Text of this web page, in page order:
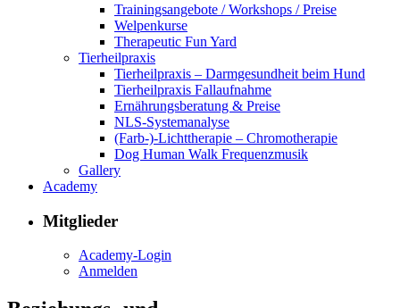
Trainingsangebote / Workshops / Preise
Welpenkurse
Therapeutic Fun Yard
Tierheilpraxis
Tierheilpraxis – Darmgesundheit beim Hund
Tierheilpraxis Fallaufnahme
Ernährungsberatung & Preise
NLS-Systemanalyse
(Farb-)-Lichttherapie – Chromotherapie
Dog Human Walk Frequenzmusik
Gallery
Academy
Mitglieder
Academy-Login
Anmelden